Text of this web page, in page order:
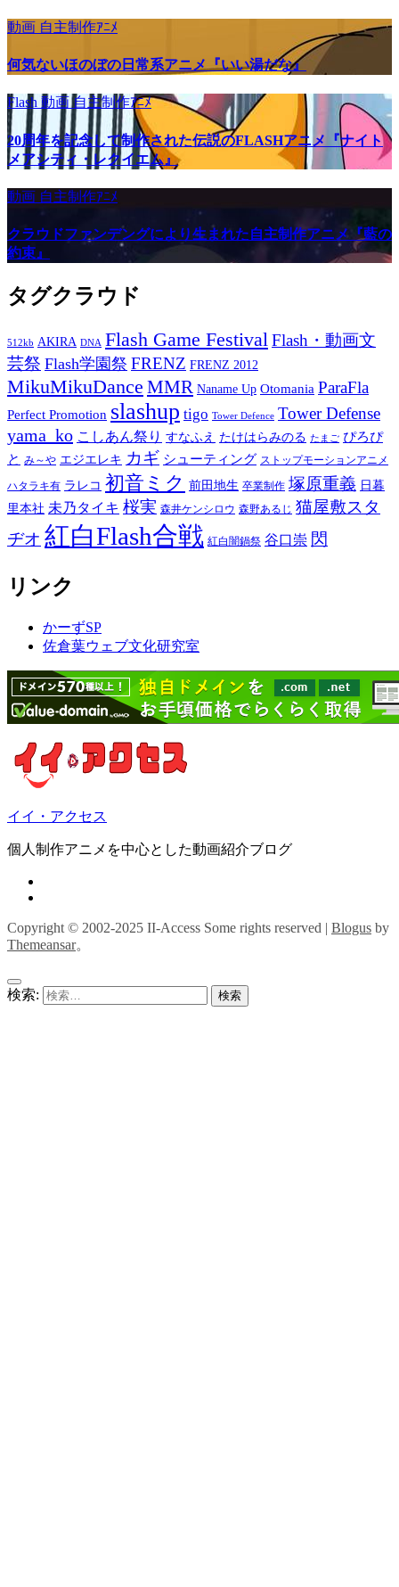
動画 自主制作ｱﾆﾒ
何気ないほのぼの日常系アニメ『いい湯だな』
Flash 動画自主制作ｱﾆﾒ
20周年を記念して制作された伝説のFLASHアニメ『ナイト
メアシティ・レクイエム』
動画 自主制作ｱﾆﾒ
クラウドファンデングにより生まれた自主制作アニメ『藍の
約束』
タグクラウド
512kb AKIRA DNA Flash Game FestivalFlash・動画文
芸祭 Flash学園祭 FRENZ FRENZ 2012
MikuMikuDance MMR Naname Up Otomania ParaFla
Perfect Promotion slashup tigo Tower Defence Tower Defense
yama_ko こしあん祭り すなふえ たけはらみのる たまご ぴろぴ
と み～や エジエレキ カギ シューティング ストップモーションアニメ
ハタラキ有 ラレコ 初音ミク 前田地生 卒業制作 塚原重義 日暮
里本社 未乃タイキ 桜実 森井ケンシロウ 森野あるじ 猫屋敷スタ
ヂオ 紅白Flash合戦 紅白闇鍋祭 谷口崇 閃
リンク
かーずSP
佐倉葉ウェブ文化研究室
イイ・アクセス
個人制作アニメを中心とした動画紹介ブログ
Copyright © 2002-2025 II-Access Some rights reserved | Blogus by
Themeansar。
検索: